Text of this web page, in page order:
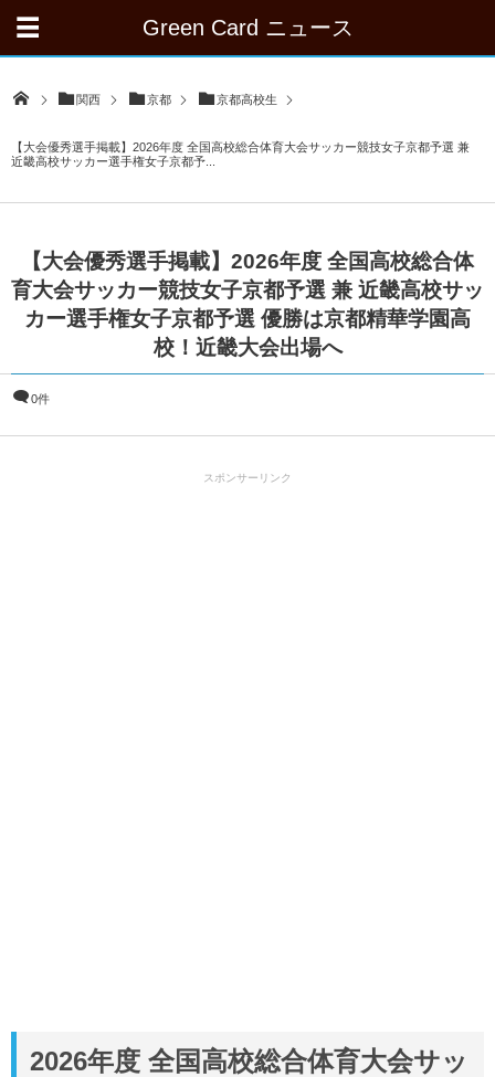
Green Card ニュース
関西 京都 京都高校生
【大会優秀選手掲載】2026年度 全国高校総合体育大会サッカー競技女子京都予選 兼
近畿高校サッカー選手権女子京都予...
【大会優秀選手掲載】2026年度 全国高校総合体
育大会サッカー競技女子京都予選 兼 近畿高校サッ
カー選手権女子京都予選 優勝は京都精華学園高
校！近畿大会出場へ
0件
スポンサーリンク
2026年度 全国高校総合体育大会サッ